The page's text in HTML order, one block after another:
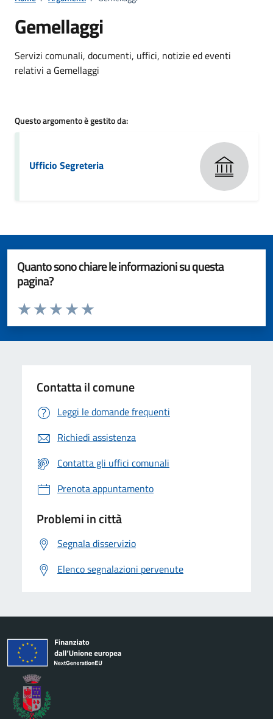
Gemellaggi
Dettagli della notizia
Servizi comunali, documenti, uffici, notizie ed eventi
relativi a Gemellaggi
Questo argomento è gestito da:
Ufficio Segreteria
Quanto sono chiare le informazioni su questa
pagina?
Valuta da 1 a 5 stelle la pagina
Valuta 5 stelle su 5
Valuta 4 stelle su 5
Valuta 3 stelle su 5
Valuta 2 stelle su 5
Valuta 1 stelle su 5
Contatta il comune
Leggi le domande frequenti
Richiedi assistenza
Contatta gli uffici comunali
Prenota appuntamento
Problemi in città
Segnala disservizio
Elenco segnalazioni pervenute